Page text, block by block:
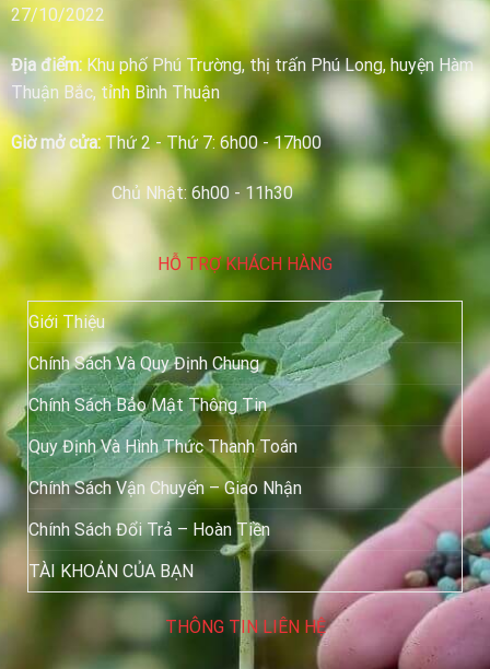
27/10/2022
Địa điểm:Khu phố Phú Trường, thị trấn Phú Long, huyện Hàm
Thuận Bắc, tỉnh Bình Thuận
Giờ mở cửa: Thứ 2 - Thứ 7: 6h00 - 17h00
Chủ Nhật: 6h00 - 11h30
HỖ TRỢ KHÁCH HÀNG
Giới Thiệu
Chính Sách Và Quy Định Chung
Chính Sách Bảo Mật Thông Tin
Quy Định Và Hình Thức Thanh Toán
Chính Sách Vận Chuyển – Giao Nhận
Chính Sách Đổi Trả – Hoàn Tiền
TÀI KHOẢN CỦA BẠN
THÔNG TIN LIÊN HỆ